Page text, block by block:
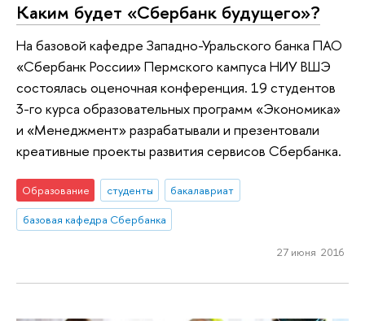
Каким будет «Сбербанк будущего»?
На базовой кафедре Западно-Уральского банка ПАО
«Сбербанк России» Пермского кампуса НИУ ВШЭ
состоялась оценочная конференция. 19 студентов
3-го курса образовательных программ «Экономика»
и «Менеджмент» разрабатывали и презентовали
креативные проекты развития сервисов Сбербанка.
Образование студенты
бакалавриат
базовая кафедра Сбербанка
27 июня 2016